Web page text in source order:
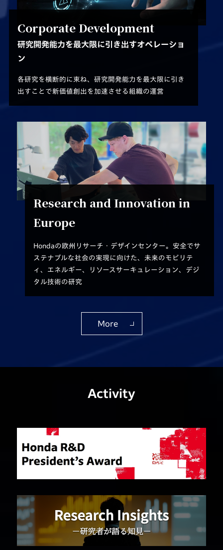
Corporate Development
研究開発能力を最大限に引き出すオペレーショ
ン
各研究を横断的に束ね、研究開発能力を最大限に 引き
出すことで新価値創出を加速させる組織の運営
Research and Innovation in
Europe
Hondaの欧州リサーチ・デザインセンター。安全でサ
ステナブルな社会の実現に向けた、 未来のモビリテ
ィ、エネルギー、リソースサーキュレーション、デジ
タル技術の研究
More
Activity